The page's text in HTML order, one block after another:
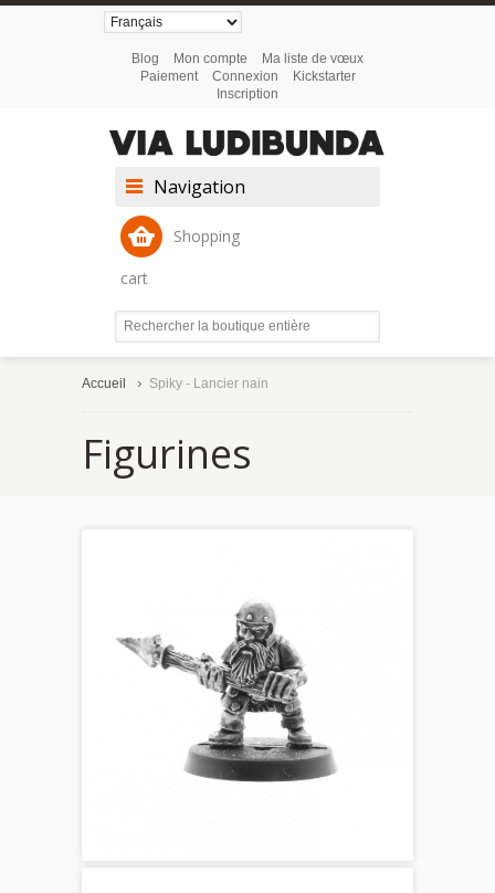
Blog Mon compte
Ma liste de vœux
Paiement
Connexion
Kickstarter
Inscription
Navigation
Shopping
cart
Accueil Spiky - Lancier nain
Figurines